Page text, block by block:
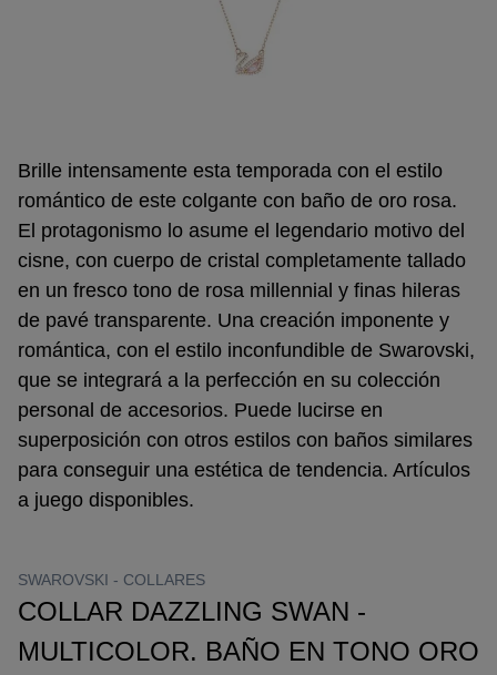
Brille intensamente esta temporada con el estilo
romántico de este colgante con baño de oro rosa.
El protagonismo lo asume el legendario motivo del
cisne, con cuerpo de cristal completamente tallado
en un fresco tono de rosa millennial y finas hileras
de pavé transparente. Una creación imponente y
romántica, con el estilo inconfundible de Swarovski,
que se integrará a la perfección en su colección
personal de accesorios. Puede lucirse en
superposición con otros estilos con baños similares
para conseguir una estética de tendencia. Artículos
a juego disponibles.
SWAROVSKI - COLLARES
COLLAR DAZZLING SWAN -
MULTICOLOR. BAÑO EN TONO ORO